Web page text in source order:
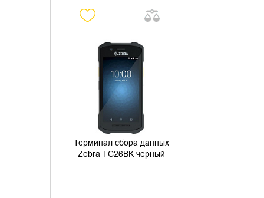
Терминал сбора данных
Zebra TC26BK чёрный
ДОБАВИТЬ В КОРЗИНУ
КУПИТЬ В 1 КЛИК